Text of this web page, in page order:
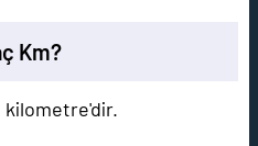
Km?
kilometre'dir.